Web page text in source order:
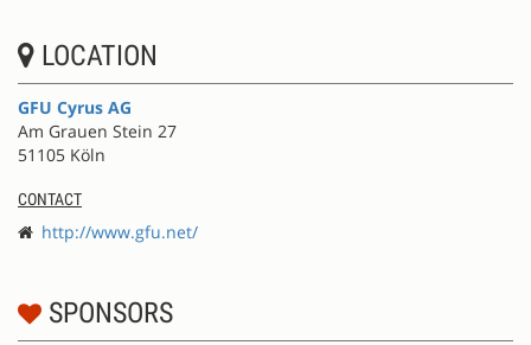
LOCATION
GFU Cyrus AG
Am Grauen Stein 27
51105 Köln
CONTACT
http://www.gfu.net/
SPONSORS